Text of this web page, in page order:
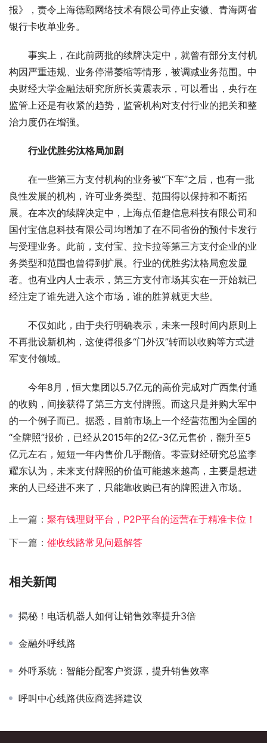
报》，责令上海德颐网络技术有限公司停止安徽、青海两省
银行卡收单业务。
事实上，在此前两批的续牌决定中，就曾有部分支付机
构因严重违规、业务停滞萎缩等情形，被调减业务范围。中
央财经大学金融法研究所所长黄震表示，可以看出，央行在
监管上还是有收紧的趋势，监管机构对支付行业的把关和整
治力度仍在增强。
行业优胜劣汰格局加剧
在一些第三方支付机构的业务被“下车”之后，也有一批
良性发展的机构，许可业务类型、范围得以保持和不断拓
展。在本次的续牌决定中，上海点佰趣信息科技有限公司和
国付宝信息科技有限公司均增加了在不同省份的预付卡发行
与受理业务。此前，支付宝、拉卡拉等第三方支付企业的业
务类型和范围也曾得到扩展。行业的优胜劣汰格局愈发显
著。也有业内人士表示，第三方支付市场其实在一开始就已
经注定了谁先进入这个市场，谁的胜算就更大些。
不仅如此，由于央行明确表示，未来一段时间内原则上
不再批设新机构，这使得很多“门外汉”转而以收购等方式进
军支付领域。
今年8月，恒大集团以5.7亿元的高价完成对广西集付通
的收购，间接获得了第三方支付牌照。而这只是并购大军中
的一个例子而已。据悉，目前市场上一个经营范围为全国的
“全牌照”报价，已经从2015年的2亿-3亿元售价，翻升至5
亿元左右，短短一年内售价几乎翻倍。零壹财经研究总监李
耀东认为，未来支付牌照的价值可能越来越高，主要是想进
来的人已经进不来了，只能靠收购已有的牌照进入市场。
上一篇： 聚有钱理财平台，P2P平台的运营在于精准卡位！
下一篇： 催收线路常见问题解答
相关新闻
揭秘！电话机器人如何让销售效率提升3倍
金融外呼线路
外呼系统：智能分配客户资源，提升销售效率
呼叫中心线路供应商选择建议